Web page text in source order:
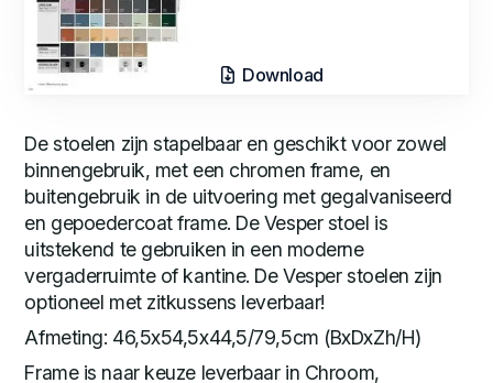
Download
De stoelen zijn stapelbaar en geschikt voor zowel
binnengebruik, met een chromen frame, en
buitengebruik in de uitvoering met gegalvaniseerd
en gepoedercoat frame. De Vesper stoel is
uitstekend te gebruiken in een moderne
vergaderruimte of kantine. De Vesper stoelen zijn
optioneel met zitkussens leverbaar!
Afmeting: 46,5x54,5x44,5/79,5cm (BxDxZh/H)
Frame is naar keuze leverbaar in Chroom,